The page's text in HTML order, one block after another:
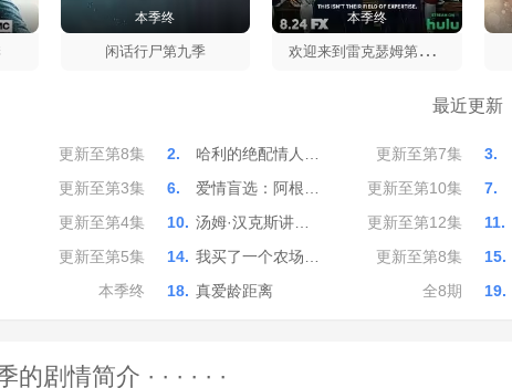
本季终
闲话行尸第九季
本季终
欢
迎来到雷克瑟姆第一季
最近更新
更新至第8集 2. 哈利的绝配情人… 更新至第7集 3.
更新至第3集 6. 爱情盲选：阿根… 更新至第10集 7.
更新至第4集 10. 汤姆·汉克斯讲… 更新至第12集 11.
更新至第5集 14. 我买了一个农场… 更新至第8集 15.
本季终 18. 真爱龄距离 全8期 19.
剧情简介 · · · · · ·